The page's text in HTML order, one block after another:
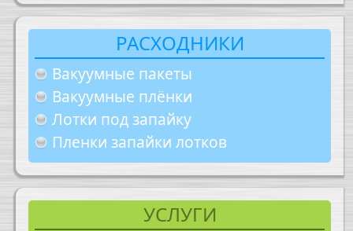
РАСХОДНИКИ
Вакуумные пакеты
Вакуумные плёнки
Лотки под запайку
Пленки запайки лотков
УСЛУГИ